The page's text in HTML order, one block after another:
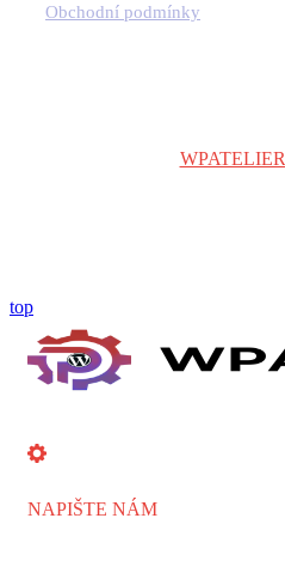
Obchodní podmínky
WPATELIER
top
NAPIŠTE NÁM